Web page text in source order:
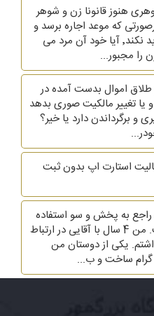
هنوز قانونا زن و شوهر
که موعد اجاره برسد و
مرد منزل محل سکونت را تمدید نکند٬ آیا خود آن مرد می
را مجبور...
طلاق اموال بدست آمده در
یا تغییر مالکیت صوری بدهد
قابلیت پیگیری و برگرداندن دارد یا خیر؟
استارت اپ بدون ثبت
راجع به پخش و سو استفاده
از صفحاتِ شخصی افراد هست. من 4 سال با آقایی در ارتباط
یکی از دوستان من
ساخت و ب...